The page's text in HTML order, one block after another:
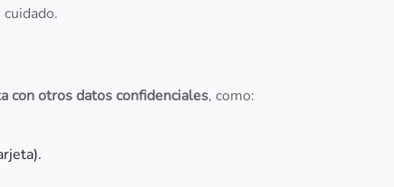
con otros datos confidenciales, como: